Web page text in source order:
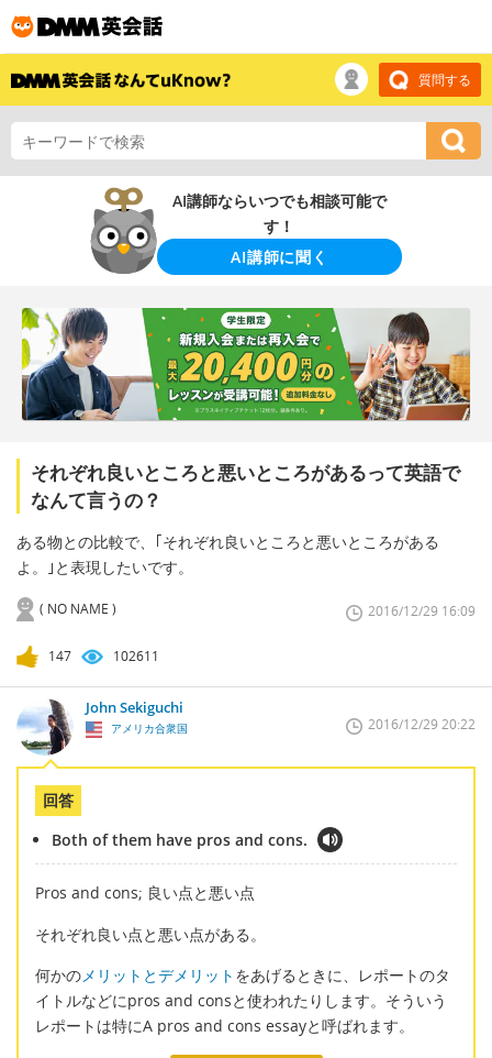
質問する
AI講師ならいつでも相談可能で
す！
AI講師に聞く
それぞれ良いところと悪いところがあるって英語で
なんて言うの？
ある物との比較で、｢それぞれ良いところと悪いところがある
よ。｣と表現したいです。
( NO NAME ) 2016/12/29 16:09
147 102611
John Sekiguchi
アメリカ合衆国 2016/12/29 20:22
回答
Both of them have pros and cons.
Pros and cons; 良い点と悪い点
それぞれ良い点と悪い点がある。
何かのメリットとデメリット をあげるときに、レポートのタ
イトルなどにpros and consと使われたりします。そういう
レポートは特にA pros and cons essayと呼ばれます。